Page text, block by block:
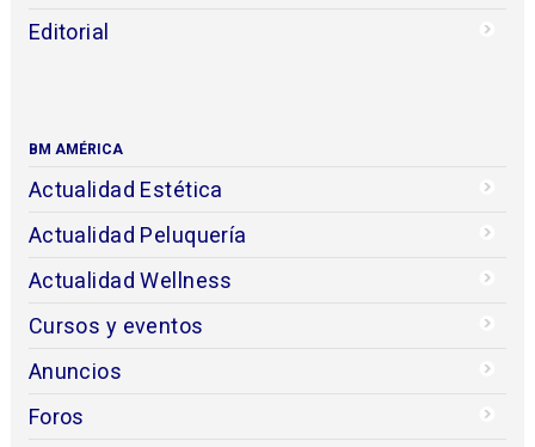
Editorial
BM AMÉRICA
Actualidad Estética
Actualidad Peluquería
Actualidad Wellness
Cursos y eventos
Anuncios
Foros